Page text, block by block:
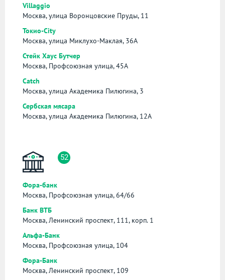
Villaggio
Москва, улица Воронцовские Пруды, 11
Токио-City
Москва, улица Миклухо-Маклая, 36А
Стейк Хаус Бутчер
Москва, Профсоюзная улица, 45А
Catch
Москва, улица Академика Пилюгина, 3
Сербская мясара
Москва, улица Академика Пилюгина, 12А
52
Фора-банк
Москва, Профсоюзная улица, 64/66
Банк ВТБ
Москва, Ленинский проспект, 111, корп. 1
Альфа-Банк
Москва, Профсоюзная улица, 104
Фора-Банк
Москва, Ленинский проспект, 109